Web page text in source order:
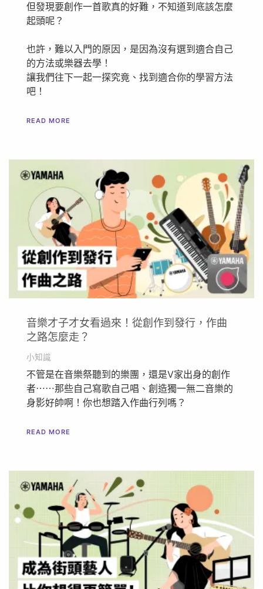
但發現要創作一首歌真的好難，不知道到底該怎麼
起頭呢？
也許，難以入門的原因，是因為沒有選到適合自己
的方法或樂器去學！
讓我們往下一起一探究竟、找到適合你的學習方法
吧！
READ MORE
音樂才子才女看過來！從創作到發行，作曲
之路怎麼走？
小知識
不管是在音樂祭聽到的樂團，還是V家出身的創作
者⋯⋯那些自己寫歌自己唱、創造獨一無二音樂的
身影好帥啊！你也想踏入作曲行列嗎？
READ MORE